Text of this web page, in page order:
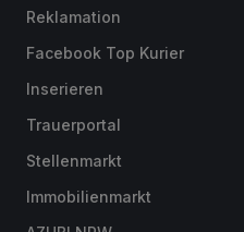
Reklamation
Facebook Top Kurier
Inserieren
Trauerportal
Stellenmarkt
Immobilienmarkt